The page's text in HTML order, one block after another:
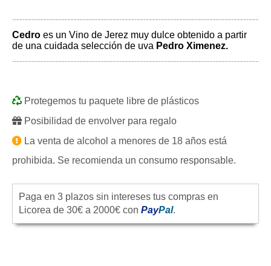
Cedro es un Vino de Jerez muy dulce obtenido a partir
de una cuidada selección de uva Pedro Ximenez.
Protegemos tu paquete libre de plásticos
Posibilidad de envolver para regalo
La venta de alcohol a menores de 18 años está
prohibida. Se recomienda un consumo responsable.
Paga en 3 plazos sin intereses tus compras en
Licorea de 30€ a 2000€ con PayPal.